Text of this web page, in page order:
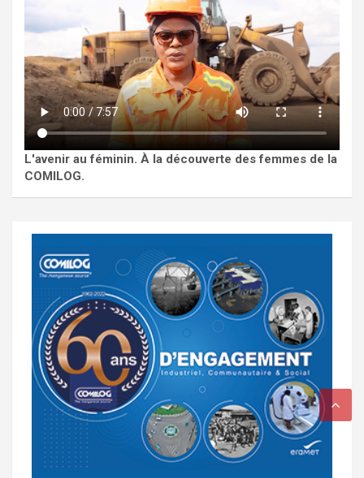
L'avenir au féminin. À la découverte des femmes de la
COMILOG.